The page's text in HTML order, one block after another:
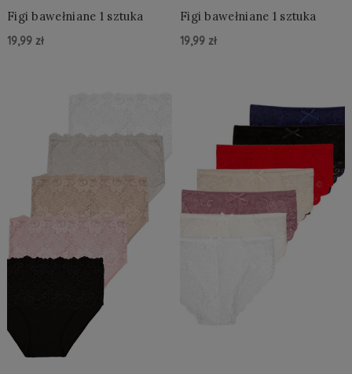
Figi bawełniane 1 sztuka
19,99 zł
Figi bawełniane 1 sztuka
19,99 zł